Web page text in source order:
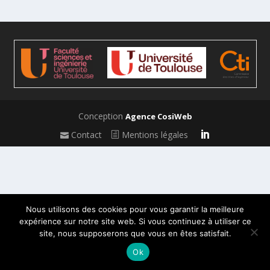
Conception Agence CosiWeb
Contact Mentions légales
Nous utilisons des cookies pour vous garantir la meilleure
expérience sur notre site web. Si vous continuez à utiliser ce
site, nous supposerons que vous en êtes satisfait.
Ok